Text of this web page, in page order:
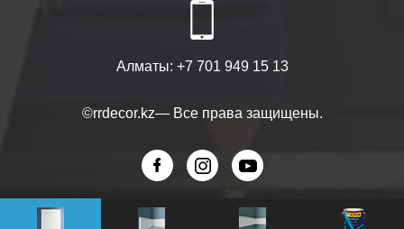
Алматы: +7 701 949 15 13
©rrdecor.kz— Все права защищены.
Разработка сайтов -